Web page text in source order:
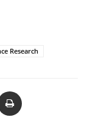
Research